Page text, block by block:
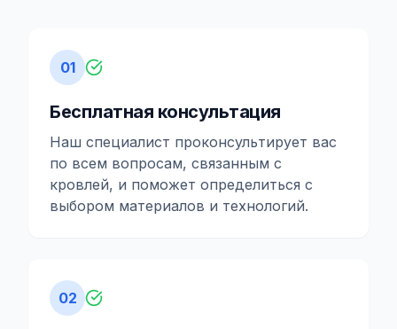
01
Бесплатная консультация
Наш специалист проконсультирует вас
по всем вопросам, связанным с
кровлей, и поможет определиться с
выбором материалов и технологий.
02